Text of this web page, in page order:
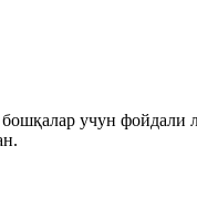
учун фойдали